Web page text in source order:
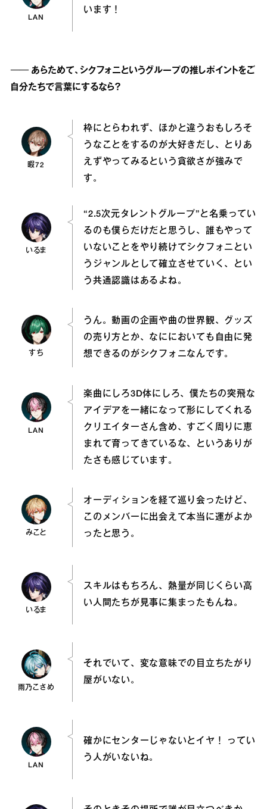
LAN
います！
── あらためて、シクフォニというグループの推しポイントをご
自分たちで言葉にするなら？
暇72
枠にとらわれず、ほかと違うおもしろそ
うなことをするのが大好きだし、とりあ
えずやってみるという貪欲さが強みで
す。
いるま
“2.5次元タレントグループ”と名乗ってい
るのも僕らだけだと思うし、誰もやって
いないことをやり続けてシクフォニとい
うジャンルとして確立させていく、とい
う共通認識はあるよね。
すち
うん。動画の企画や曲の世界観、グッズ
の売り方とか、なににおいても自由に発
想できるのがシクフォニなんです。
LAN
楽曲にしろ3D体にしろ、僕たちの突飛な
アイデアを一緒になって形にしてくれる
クリエイターさん含め、すごく周りに恵
まれて育ってきているな、というありが
たさも感じています。
みこと
オーディションを経て巡り会ったけど、
このメンバーに出会えて本当に運がよか
ったと思う。
いるま
スキルはもちろん、熱量が同じくらい高
い人間たちが見事に集まったもんね。
雨乃こさめ
それでいて、変な意味での目立ちたがり
屋がいない。
LAN
確かにセンターじゃないとイヤ！ ってい
う人がいないね。